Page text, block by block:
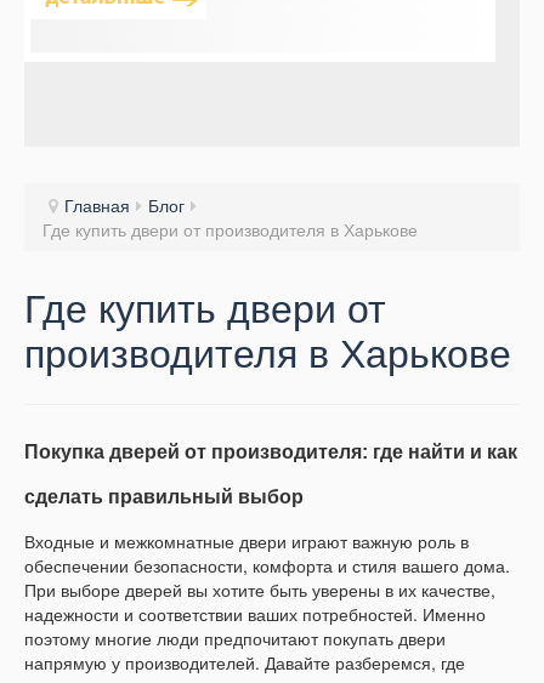
Главная
Блог
Где купить двери от производителя в Харькове
Где купить двери от
производителя в Харькове
Покупка дверей от производителя: где найти и как
сделать правильный выбор
Входные и межкомнатные двери играют важную роль в
обеспечении безопасности, комфорта и стиля вашего дома.
При выборе дверей вы хотите быть уверены в их качестве,
надежности и соответствии ваших потребностей. Именно
поэтому многие люди предпочитают покупать двери
напрямую у производителей. Давайте разберемся, где